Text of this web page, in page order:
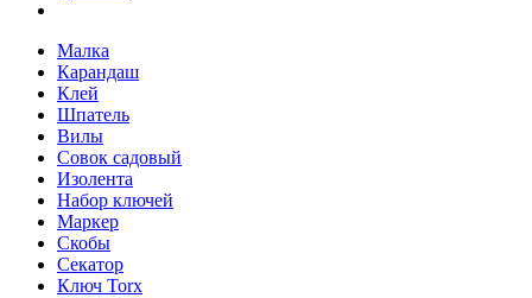
Малка
Карандаш
Клей
Шпатель
Вилы
Совок садовый
Изолента
Набор ключей
Маркер
Скобы
Секатор
Ключ Torx